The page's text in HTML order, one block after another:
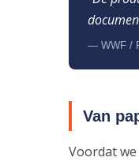
— WWF /
Van
Voordat